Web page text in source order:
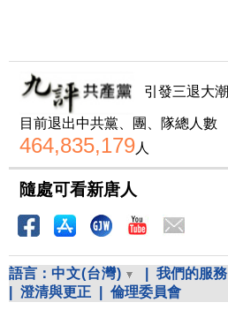
引發三退大潮
目前退出中共黨、團、隊總人數
464,835,179人
隨處可看新唐人
語言： 中文(台灣) 我們的服務
澄清與更正 倫理委員會